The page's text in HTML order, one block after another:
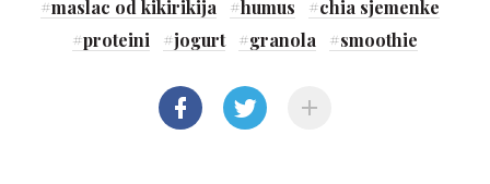
#maslac od kikirikija #humus #chia sjemenke
#proteini #jogurt #granola #smoothie